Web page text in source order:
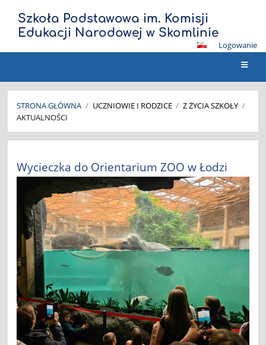
Szkoła Podstawowa im. Komisji
Edukacji Narodowej w Skomlinie
Logowanie
STRONA GŁÓWNA / UCZNIOWIE I RODZICE / Z ŻYCIA SZKOŁY /
AKTUALNOŚCI
Wycieczka do Orientarium ZOO w Łodzi